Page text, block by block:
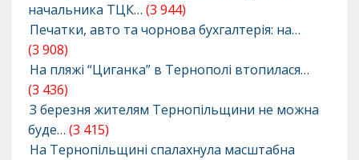
начальника ТЦК… (3 944)
Печатки, авто та чорнова бухгалтерія: на…
(3 908)
На пляжі “Циганка” в Тернополі втопилася…
(3 436)
З березня жителям Тернопільщини не можна
буде… (3 415)
На Тернопільщині спалахнула масштабна